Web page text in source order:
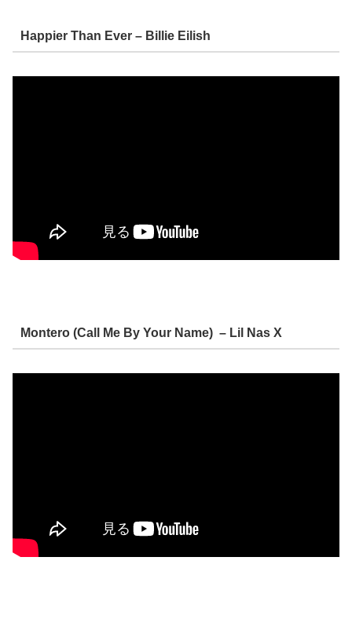
Happier Than Ever – Billie Eilish
Montero (Call Me By Your Name) – Lil Nas X